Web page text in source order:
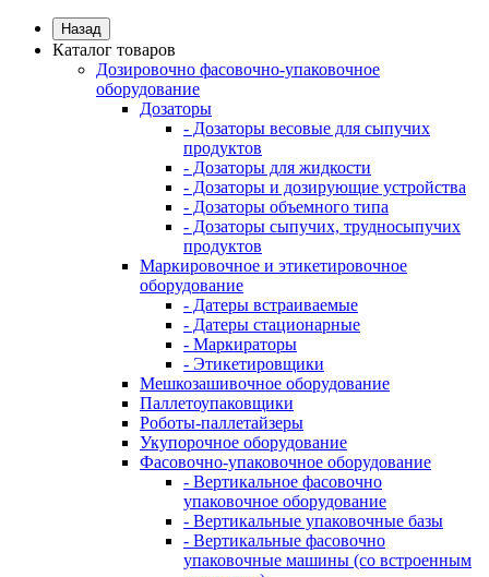
Назад
Каталог товаров
Дозировочно фасовочно-упаковочное
оборудование
Дозаторы
- Дозаторы весовые для сыпучих
продуктов
- Дозаторы для жидкости
- Дозаторы и дозирующие устройства
- Дозаторы объемного типа
- Дозаторы сыпучих, трудносыпучих
продуктов
Маркировочное и этикетировочное
оборудование
- Датеры встраиваемые
- Датеры стационарные
- Маркираторы
- Этикетировщики
Мешкозашивочное оборудование
Паллетоупаковщики
Роботы-паллетайзеры
Укупорочное оборудование
Фасовочно-упаковочное оборудование
- Вертикальное фасовочно
упаковочное оборудование
- Вертикальные упаковочные базы
- Вертикальные фасовочно
упаковочные машины (со встроенным